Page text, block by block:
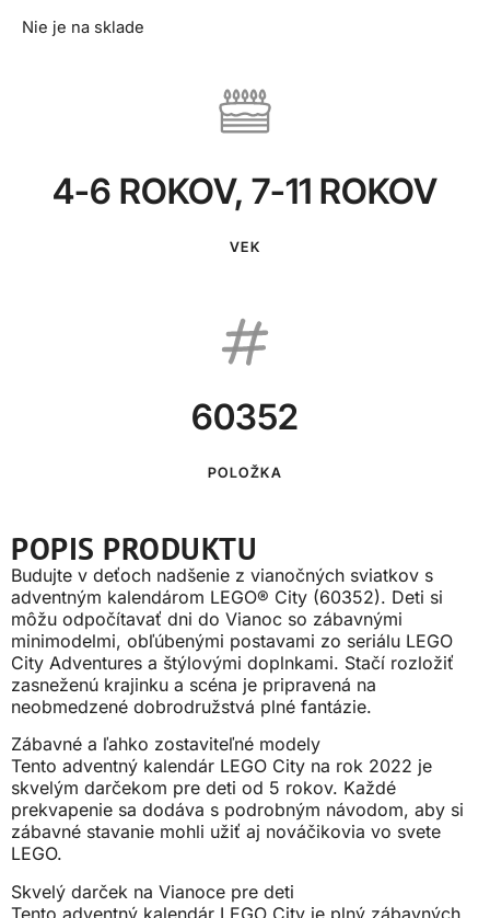
Nie je na sklade
4-6 ROKOV, 7-11 ROKOV
VEK
60352
POLOŽKA
POPIS PRODUKTU
Budujte v deťoch nadšenie z vianočných sviatkov s
adventným kalendárom LEGO® City (60352). Deti si
môžu odpočítavať dni do Vianoc so zábavnými
minimodelmi, obľúbenými postavami zo seriálu LEGO
City Adventures a štýlovými doplnkami. Stačí rozložiť
zasneženú krajinku a scéna je pripravená na
neobmedzené dobrodružstvá plné fantázie.
Zábavné a ľahko zostaviteľné modely
Tento adventný kalendár LEGO City na rok 2022 je
skvelým darčekom pre deti od 5 rokov. Každé
prekvapenie sa dodáva s podrobným návodom, aby si
zábavné stavanie mohli užiť aj nováčikovia vo svete
LEGO.
Skvelý darček na Vianoce pre deti
Tento adventný kalendár LEGO City je plný zábavných